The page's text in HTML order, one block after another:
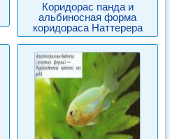
Коридорас панда и
альбиносная форма
коридораса Наттерера